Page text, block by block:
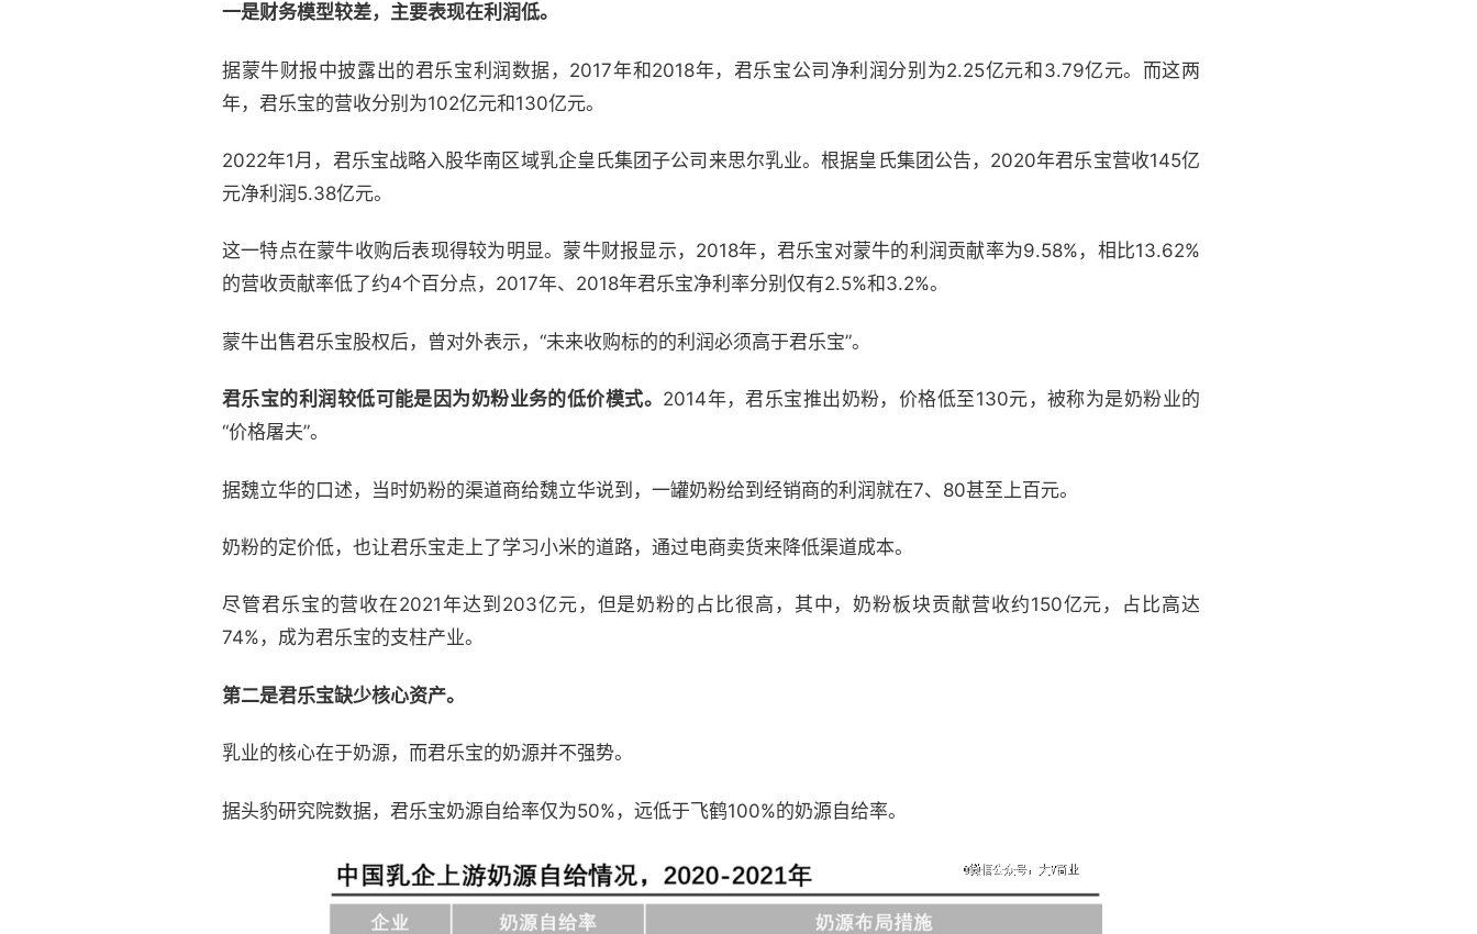
一是财务模型较差，主要表现在利润低。
据蒙牛财报中披露出的君乐宝利润数据，2017年和2018年，君乐宝公司净利润分别为2.25亿元和3.79亿元。而这两
年，君乐宝的营收分别为102亿元和130亿元。
2022年1月，君乐宝战略入股华南区域乳企皇氏集团子公司来思尔乳业。根据皇氏集团公告，2020年君乐宝营收145亿
元净利润5.38亿元。
这一特点在蒙牛收购后表现得较为明显。蒙牛财报显示，2018年，君乐宝对蒙牛的利润贡献率为9.58%，相比13.62%
的营收贡献率低了约4个百分点，2017年、2018年君乐宝净利率分别仅有2.5%和3.2%。
蒙牛出售君乐宝股权后，曾对外表示，“未来收购标的的利润必须高于君乐宝”。
君乐宝的利润较低可能是因为奶粉业务的低价模式。 2014年，君乐宝推出奶粉，价格低至130元，被称为是奶粉业的
“价格屠夫”。
据魏立华的口述，当时奶粉的渠道商给魏立华说到，一罐奶粉给到经销商的利润就在7、80甚至上百元。
奶粉的定价低，也让君乐宝走上了学习小米的道路，通过电商卖货来降低渠道成本。
尽管君乐宝的营收在2021年达到203亿元，但是奶粉的占比很高，其中，奶粉板块贡献营收约150亿元，占比高达
74%，成为君乐宝的支柱产业。
第二是君乐宝缺少核心资产。
乳业的核心在于奶源，而君乐宝的奶源并不强势。
据头豹研究院数据，君乐宝奶源自给率仅为50%，远低于飞鹤100%的奶源自给率。